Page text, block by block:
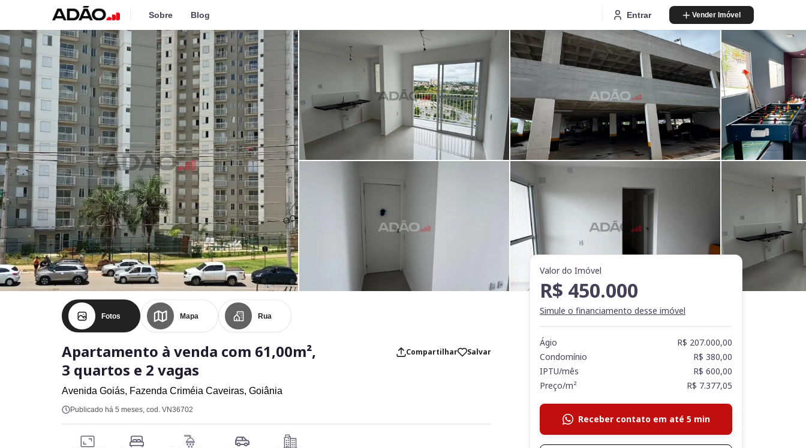
Sobre Blog Entrar Vender Imóvel
Fotos Mapa Rua
Apartamento à venda com 61,00m²,
3 quartos e 2 vagas
Compartilhar Salvar
Avenida Goiás, Fazenda Criméia Caveiras, Goiânia
Publicado há 5 meses, cod. VN36702
Valor do Imóvel
R$ 450.000
Simule o financiamento desse imóvel
Ágio
R$ 207.000,00
Condomínio
R$ 380,00
IPTU/mês
R$ 600,00
Preço/m²
R$ 7.377,05
Receber contato em até 5 min